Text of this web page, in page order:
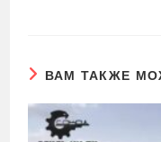
ВАМ ТАКЖЕ